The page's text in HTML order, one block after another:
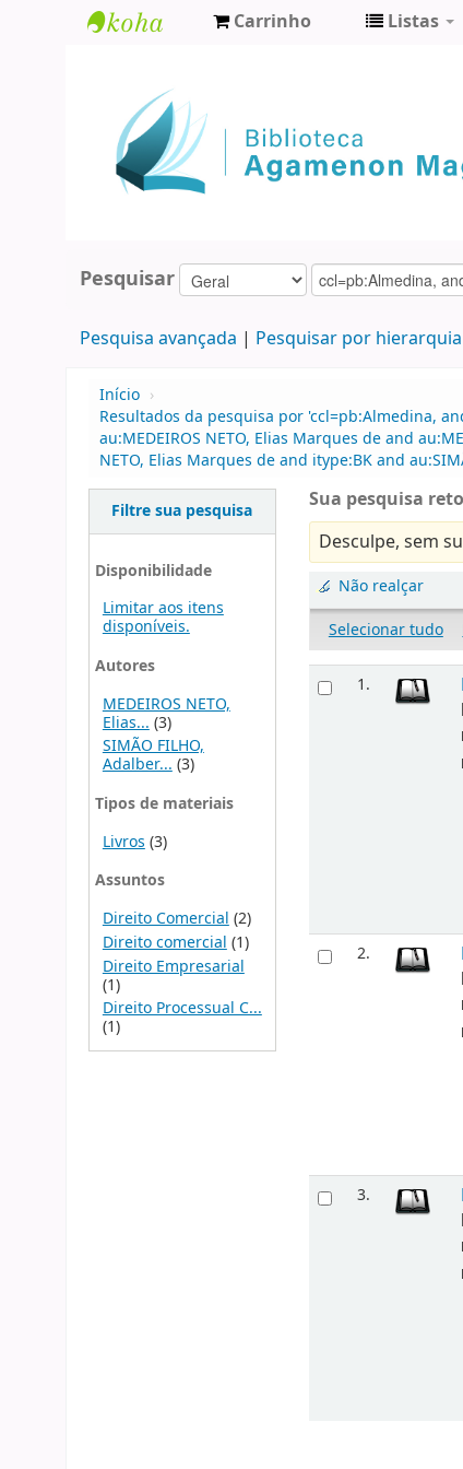
Agamenon
Magalhães
Carrinho Listas
Pesquisar
Pesquisa avançada Pesquisar por hierarquia
Início ›
Resultados da pesquisa por 'ccl=pb:Almedina,
au:MEDEIROS NETO, Elias Marques de and
NETO, Elias Marques de and itype:BK and
Filtre sua pesquisa
Disponibilidade
Limitar aos itens
disponíveis.
Autores
MEDEIROS NETO,
Elias... (3)
SIMÃO FILHO,
Adalber...(3)
Tipos de materiais
Livros (3)
Assuntos
Direito Comercial (2)
Direito comercial (1)
Direito Empresarial
(1)
Direito Processual C...
(1)
Sua pesquisa
Desculpe, sem
Não realçar
Selecionar tudo
1.
2.
3.